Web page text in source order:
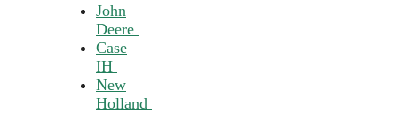
John
Deere
Case
IH
New
Holland